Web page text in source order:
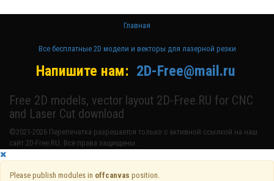
Главная
Все бесплатные 2D модели и векторы для лазерной резки
Напишите нам: 2D-Free@mail.ru
Free 2D models, vector layout 2D-Free.RU for CNC
and Laser Cut download
©2021-2026 Перепечатка разрешается только с активной ссылкой на наш
сайт 2D-Free.RU. Все права защищены.
Please publish modules in offcanvas position.